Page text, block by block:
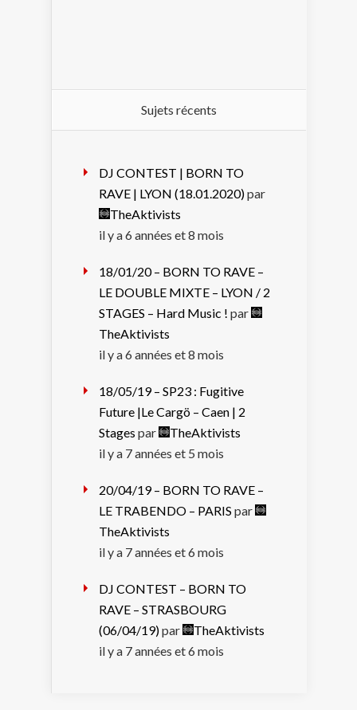
Sujets récents
DJ CONTEST | BORN TO
RAVE | LYON (18.01.2020)par
TheAktivists
il y a 6 années et 8 mois
18/01/20 – BORN TO RAVE –
LE DOUBLE MIXTE – LYON / 2
STAGES – Hard Music ! par
TheAktivists
il y a 6 années et 8 mois
18/05/19 – SP23 : Fugitive
Future |Le Cargö – Caen | 2
Stages par
TheAktivists
il y a 7 années et 5 mois
20/04/19 – BORN TO RAVE –
LE TRABENDO – PARIS par
TheAktivists
il y a 7 années et 6 mois
DJ CONTEST – BORN TO
RAVE – STRASBOURG
(06/04/19)par
TheAktivists
il y a 7 années et 6 mois